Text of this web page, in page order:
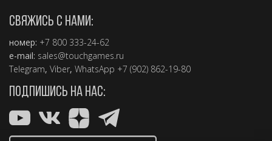
СВЯЖИСЬ С НАМИ:
номер: +7 800 333-24-62
e-mail: sales@touchgames.ru
Telegram, Viber, WhatsApp +7 (902) 862-19-80
ПОДПИШИСЬ НА НАС: